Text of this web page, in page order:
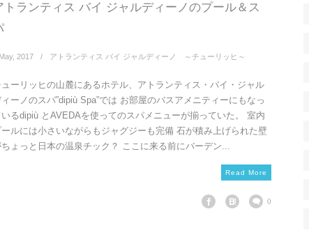
トランティス バイ ジャルディーノのプール＆ス
, 2017 アトランティス バイ ジャルディーノ ～チューリッヒ～
ーリッヒの山麓にあるホテル、アトランティス・バイ・ジャル
ーノのスパ”dipiù Spa”では お部屋のバスアメニティーにもなっ
るdipiù とAVEDAを使ってのスパメニューが揃っていた。 室内
ルには小さいながらもジャグジーも完備 石が積み上げられた壁
ょっと日本の温泉チック？ ここに来る前にバーデン...
Read More
0